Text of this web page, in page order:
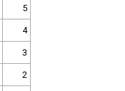
5
4
3
2